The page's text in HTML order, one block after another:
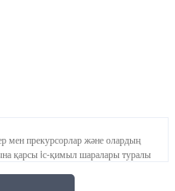
мен прекурсорлар және олардың
қарсы iс-қимыл шаралары туралы